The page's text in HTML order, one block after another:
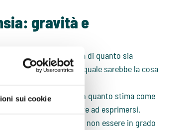
sui cookie
gravità e
: è la nostra
stima di quanto sia
se si verificasse (“quale sarebbe la cosa
primo esame orale, in quanto stima come
e non riuscire ad esprimersi.
e disturbante: non essere in grado